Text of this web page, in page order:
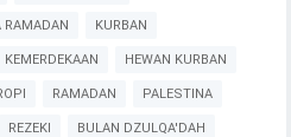
RAMADAN KURBAN
KEMERDEKAAN HEWAN KURBAN
RAMADAN PALESTINA
REZEKI BULAN DZULQA'DAH